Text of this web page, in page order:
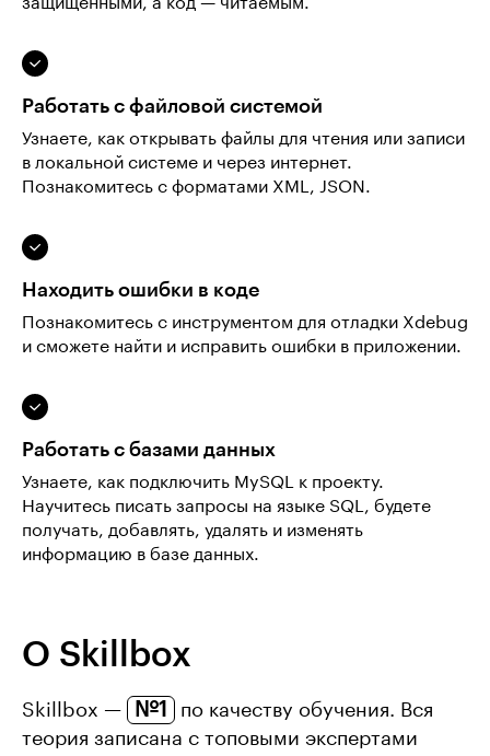
Работать с файловой системой
Узнаете, как открывать файлы для чтения или записи
в локальной системе и через интернет.
Познакомитесь с форматами XML, JSON.
Находить ошибки в коде
Познакомитесь с инструментом для отладки Xdebug
и сможете найти и исправить ошибки в приложении.
Работать с базами данных
Узнаете, как подключить MySQL к проекту.
Научитесь писать запросы на языке SQL, будете
получать, добавлять, удалять и изменять
информацию в базе данных.
О Skillbox
Skillbox — №1
по качеству обучения. Вся
теория записана с топовыми экспертами